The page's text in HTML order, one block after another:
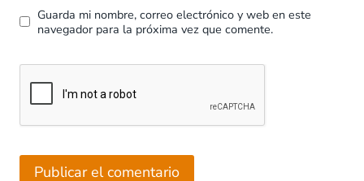
Guarda mi nombre, correo electrónico y web en este
navegador para la próxima vez que comente.